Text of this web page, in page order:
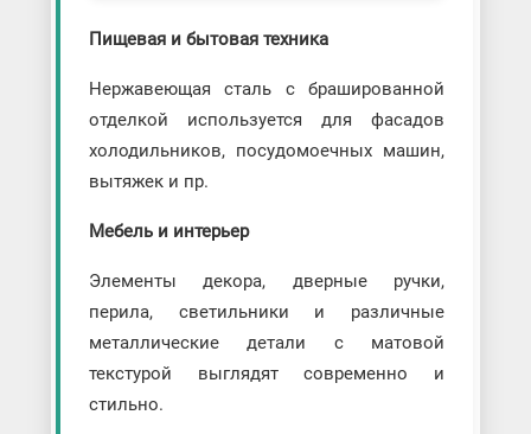
Пищевая и бытовая техника
Нержавеющая сталь с брашированной
отделкой используется для фасадов
холодильников, посудомоечных машин,
вытяжек и пр.
Мебель и интерьер
Элементы декора, дверные ручки,
перила, светильники и различные
металлические детали с матовой
текстурой выглядят современно и
стильно.